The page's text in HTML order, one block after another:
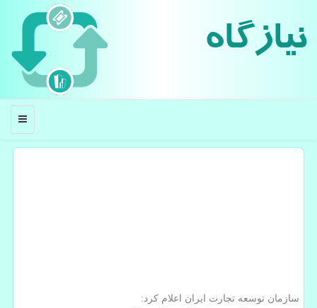
نیازگاه
منو
سازمان توسعه تجارت ایران اعلام كرد: